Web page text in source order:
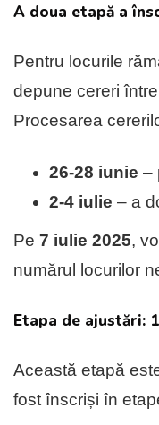
A doua etapă a
Pentru locurile
depune cereri între
Procesarea
26-28 iunie –
2-4 iulie – a
Pe 7 iulie 2025,
numărul locurilor
Etapa de ajustări:
Această etapă
fost înscriși în